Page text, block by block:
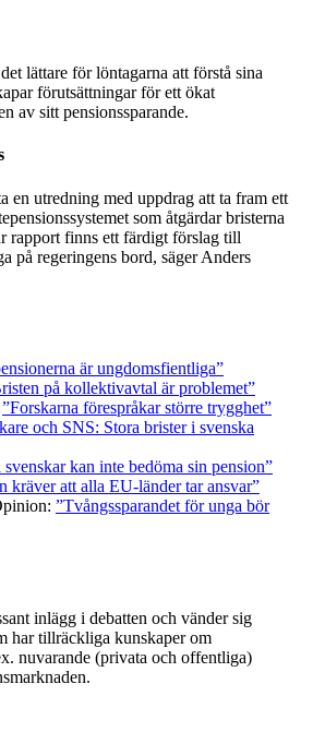
lättare för löntagarna att förstå sina
förutsättningar för ett ökat
av sitt pensionssparande.
en utredning med uppdrag att ta fram ett
som åtgärdar bristerna
rapport finns ett färdigt förslag till
på regeringens bord, säger Anders
är ungdomsfientliga”
på kollektivavtal är problemet”
”Forskarna förespråkar större trygghet”
och SNS: Stora brister i svenska
kan inte bedöma sin pension”
kräver att alla EU-länder tar ansvar”
”Tvångssparandet för unga bör
inlägg i debatten och vänder sig
har tillräckliga kunskaper om
nuvarande (privata och offentliga)